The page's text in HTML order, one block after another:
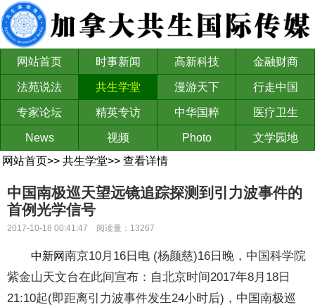
网站首页 时事新闻 高新科技 金融财商
法苑说法 共生学堂 漫游天下 行走中国
专家论坛 精英专访 中华国粹 医疗卫生
News 视频 Photo
文学园地
网站首页>> 共生学堂>> 查看详情
中国南极巡天望远镜追踪探测到引力波事件的
首例光学信号
2017-10-18 00:41:47 阅读量：13267
中新网南京10月16日电 (杨颜慈)16日晚，中国科学院
紫金山天文台在此间宣布：自北京时间2017年8月18日
21:10起(即距离引力波事件发生24小时后)，中国南极巡